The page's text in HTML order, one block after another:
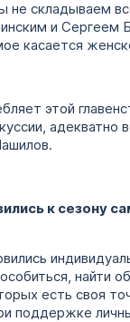
складываем
и Сергеем
касается
этой
адекватно
к сезону
найти
есть своя
поддержке